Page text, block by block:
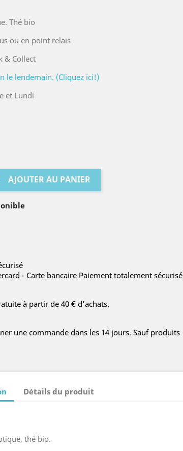
Thé bio
ou en point relais
& Collect
le lendemain. (Cliquez ici!)
et Lundi
AJOUTER AU PANIER
- Carte bancaire Paiement totalement sécurisé
à partir de 40 € d'achats.
une commande dans les 14 jours. Sauf produits
Détails du produit
thé bio.